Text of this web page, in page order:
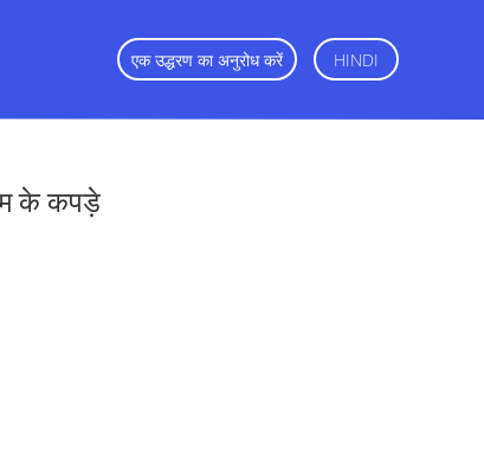
एक उद्धरण का अनुरोध करें HINDI
के कपड़े